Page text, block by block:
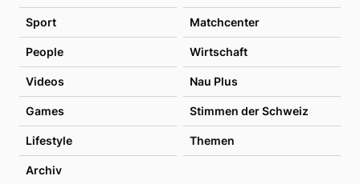
Sport Matchcenter
People Wirtschaft
Videos Nau Plus
Games Stimmen der Schweiz
Lifestyle Themen
Archiv